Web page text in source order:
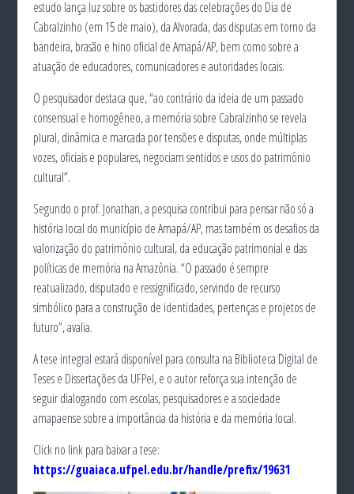
estudo lança luz sobre os bastidores das celebrações do Dia de
Cabralzinho (em 15 de maio), da Alvorada, das disputas em torno da
bandeira, brasão e hino oficial de Amapá/AP, bem como sobre a
atuação de educadores, comunicadores e autoridades locais.
O pesquisador destaca que, “ao contrário da ideia de um passado
consensual e homogêneo, a memória sobre Cabralzinho se revela
plural, dinâmica e marcada por tensões e disputas, onde múltiplas
vozes, oficiais e populares, negociam sentidos e usos do patrimônio
cultural”.
Segundo o prof. Jonathan, a pesquisa contribui para pensar não só a
história local do município de Amapá/AP, mas também os desafios da
valorização do patrimônio cultural, da educação patrimonial e das
políticas de memória na Amazônia. “O passado é sempre
reatualizado, disputado e ressignificado, servindo de recurso
simbólico para a construção de identidades, pertenças e projetos de
futuro”, avalia.
A tese integral estará disponível para consulta na Biblioteca Digital de
Teses e Dissertações da UFPel, e o autor reforça sua intenção de
seguir dialogando com escolas, pesquisadores e a sociedade
amapaense sobre a importância da história e da memória local.
Click no link para baixar a tese:
https://guaiaca.ufpel.edu.br/handle/prefix/19631